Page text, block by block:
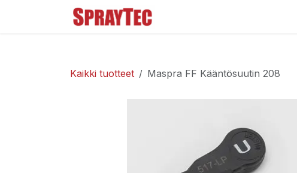
Kaikki tuotteet Maspra FF Kääntösuutin 208